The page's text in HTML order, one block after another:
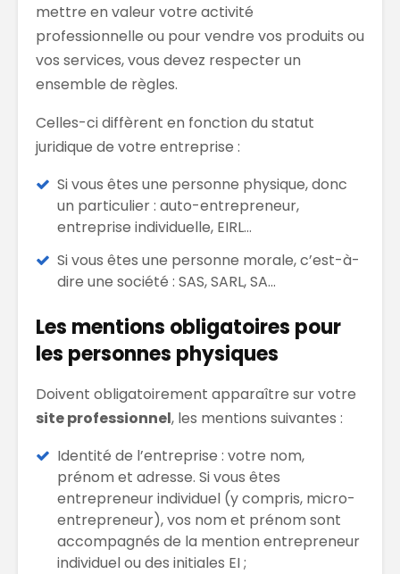
mettre en valeur votre activité
professionnelle ou pour vendre vos produits ou
vos services, vous devez respecter un
ensemble de règles.
Celles-ci diffèrent en fonction du statut
juridique de votre entreprise :
Si vous êtes une personne physique, donc
un particulier : auto-entrepreneur,
entreprise individuelle, EIRL…
Si vous êtes une personne morale, c’est-à-
dire une société : SAS, SARL, SA…
Les mentions obligatoires pour
les personnes physiques
Doivent obligatoirement apparaître sur votre
site professionnel, les mentions suivantes :
Identité de l’entreprise : votre nom,
prénom et adresse. Si vous êtes
entrepreneur individuel (y compris, micro-
entrepreneur), vos nom et prénom sont
accompagnés de la mention entrepreneur
individuel ou des initiales EI ;